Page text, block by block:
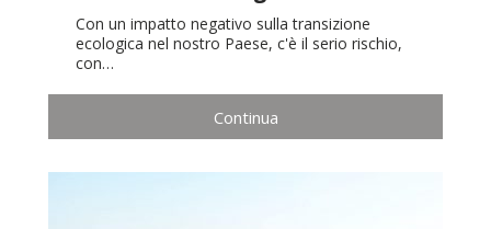
Con un impatto negativo sulla transizione
ecologica nel nostro Paese, c'è il serio rischio,
con…
Continua